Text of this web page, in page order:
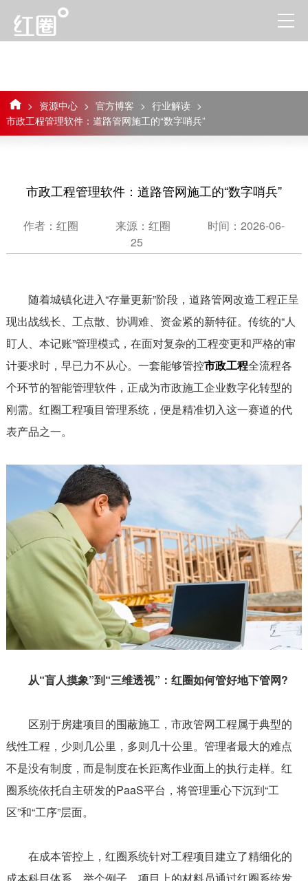
> 资源中心 > 官方博客 > 行业解读 >
市政工程管理软件：道路管网施工的“数字哨兵”
市政工程管理软件：道路管网施工的“数字哨兵”
作者：红圈 来源：红圈
时间：2026-06-
25
随着城镇化进入“存量更新”阶段，道路管网改造工程正呈
现出战线长、工点散、协调难、资金紧的新特征。传统的“人
盯人、本记账”管理模式，在面对复杂的工程变更和严格的审
计要求时，早已力不从心。一套能够管控市政工程全流程各
个环节的智能管理软件，正成为市政施工企业数字化转型的
刚需。红圈工程项目管理系统，便是精准切入这一赛道的代
表产品之一。
从“盲人摸象”到“三维透视”：红圈如何管好地下管网?
区别于房建项目的围蔽施工，市政管网工程属于典型的
线性工程，少则几公里，多则几十公里。管理者最大的难点
不是没有制度，而是制度在长距离作业面上的执行走样。红
圈系统依托自主研发的PaaS平台，将管理重心下沉到“工
区”和“工序”层面。
在成本管控上，红圈系统针对工程项目建立了精细化的
成本科目体系。举个例子，项目上的材料员通过红圈系统发